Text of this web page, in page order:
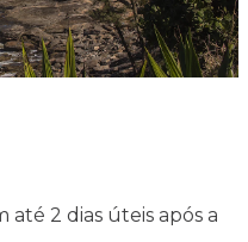
até 2 dias úteis após a